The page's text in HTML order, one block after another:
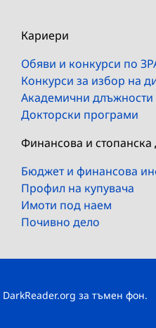
Кариери
Обяви и конкурси по
Конкурси за избор на
Академични длъжности
Докторски програми
Финансова и стопанска
Бюджет и финансова
Профил на купувача
Имоти под наем
Почивно дело
DarkReader.org за тъмен фон.